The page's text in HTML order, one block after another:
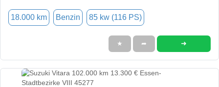
18.000 km Benzin 85 kw (116 PS)
★ ➦ ➜